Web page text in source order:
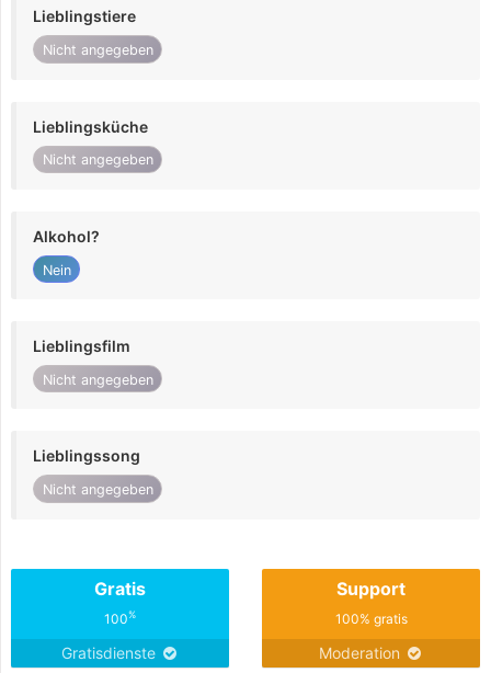
Lieblingstiere
Nicht angegeben
Lieblingsküche
Nicht angegeben
Alkohol?
Nein
Lieblingsfilm
Nicht angegeben
Lieblingssong
Nicht angegeben
Gratis
100%
Gratisdienste
Support
100% gratis
Moderation